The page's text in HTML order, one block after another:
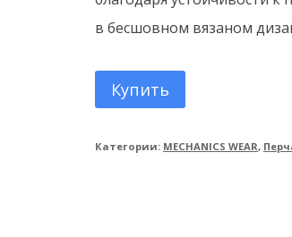
в бесшовном вязаном
Купить
Категории: MECHANICS WEAR,